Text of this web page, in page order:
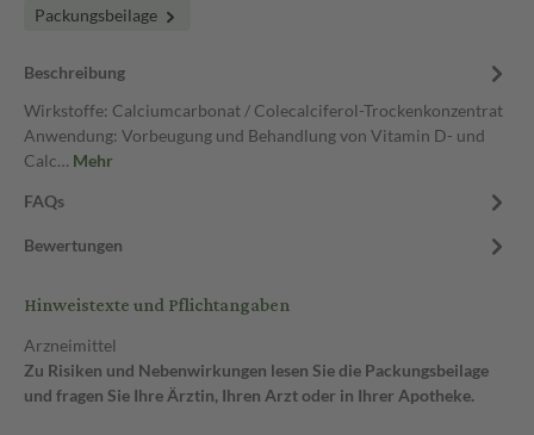
Packungsbeilage
Beschreibung
Wirkstoffe: Calciumcarbonat / Colecalciferol-Trockenkonzentrat
Anwendung: Vorbeugung und Behandlung von Vitamin D- und
Calc… Mehr
FAQs
Bewertungen
Hinweistexte und Pflichtangaben
Arzneimittel
Zu Risiken und Nebenwirkungen lesen Sie die Packungsbeilage
und fragen Sie Ihre Ärztin, Ihren Arzt oder in Ihrer Apotheke.